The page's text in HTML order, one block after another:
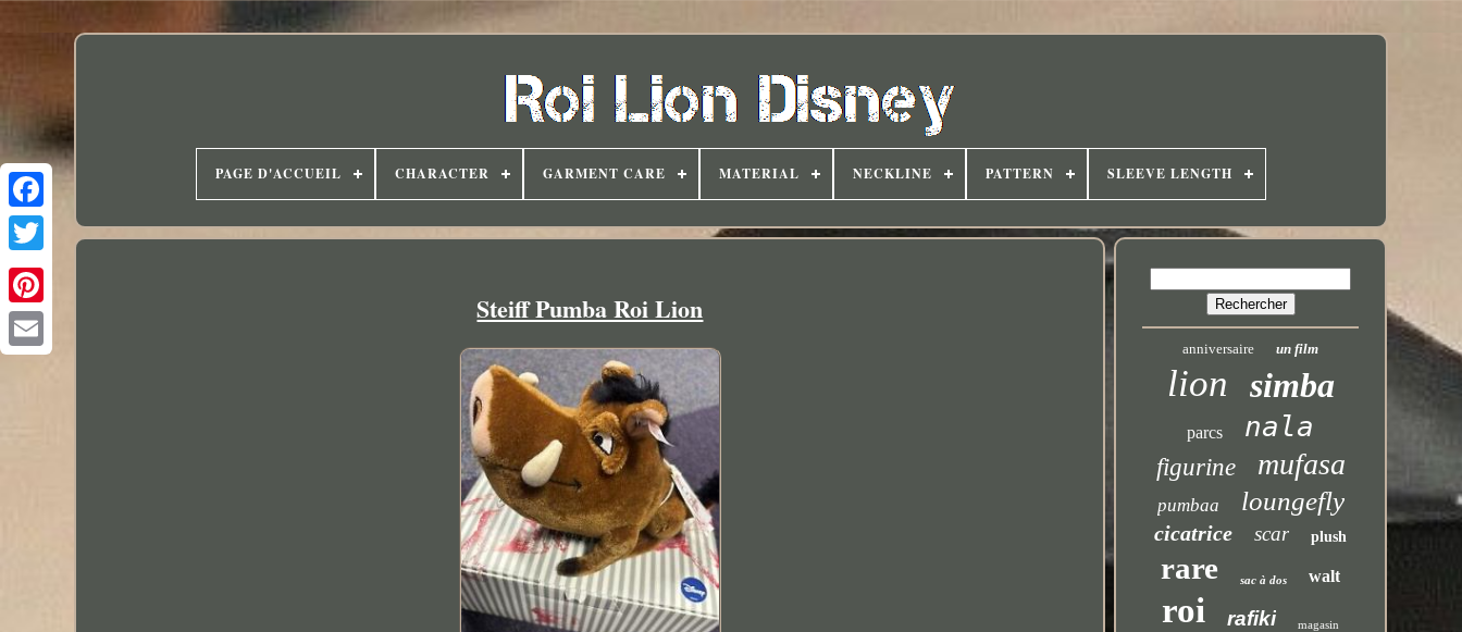
PAGE D'ACCUEIL CHARACTER GARMENT CARE MATERIAL NECKLINE PATTERN SLEEVE LENGTH
Steiff Pumba Roi Lion
anniversaire un film
lion simba
parcs nala
figurine mufasa
pumbaa loungefly
cicatrice scar plush
rare sac à dos walt
roi rafiki magasin